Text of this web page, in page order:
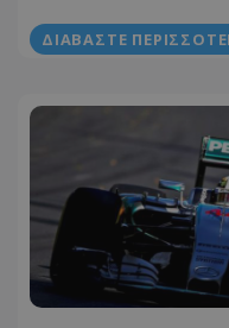
ΔΙΑΒΆΣΤΕ